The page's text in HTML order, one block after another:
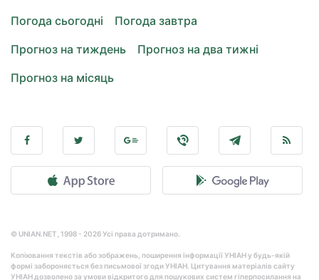
Погода сьогодні
Погода завтра
Прогноз на тиждень
Прогноз на два тижні
Прогноз на місяць
© UNIAN.NET, 1998 - 2026 Усі права дотримано.
Копіювання текстів або зображень, поширення інформації УНІАН у будь-якій
формі забороняється без письмової згоди УНІАН. Цитування матеріалів сайту
УНІАН дозволено за умови відкритого для пошукових систем гіперпосилання на